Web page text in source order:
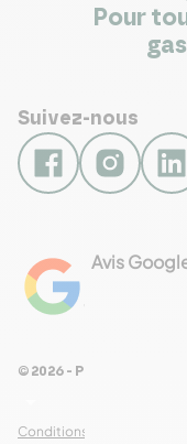
Pour
Suivez-nous
Avis
Conditions Générales de
© 2026 - Pour Les